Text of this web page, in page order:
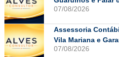
07/08/2026
Assessoria
Vila Mariana e
07/08/2026